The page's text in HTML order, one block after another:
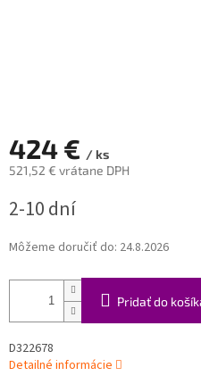
424 € / ks
521,52 € vrátane DPH
cena:
2-10 dní
Môžeme doručiť do: 24.8.2026
Pridať do
D322678
Detailné informácie